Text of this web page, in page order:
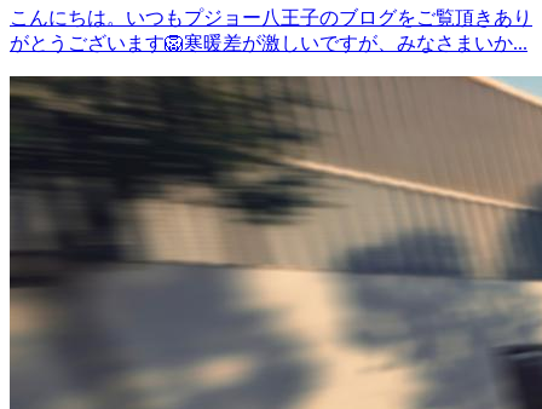
こんにちは。いつもプジョー八王子のブログをご覧頂きあり
がとうございます🦁寒暖差が激しいですが、みなさまいか...